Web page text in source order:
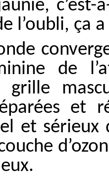
l’oubli, ça
de
grille
et
et